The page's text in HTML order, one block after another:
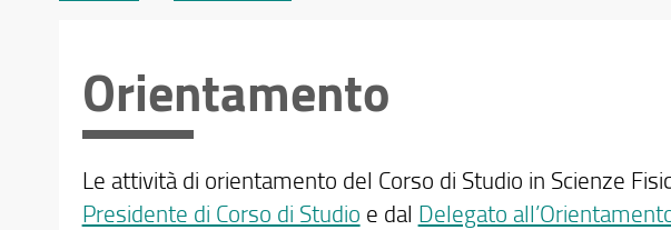
Orientamento
Le attività di orientamento del Corso di Studio in Scienze
Presidente di Corso di Studio e dal Delegato